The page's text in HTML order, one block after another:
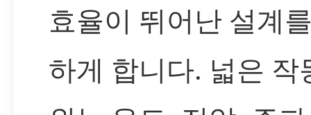
효율이 뛰어난 설계
하게 합니다. 넓은 작